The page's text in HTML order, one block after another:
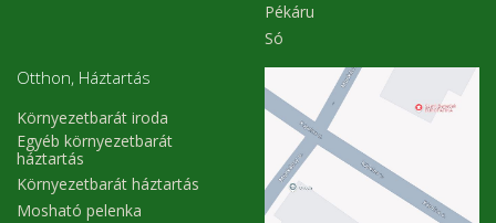
Pékáru
Só
Otthon, Háztartás
Környezetbarát iroda
Egyéb környezetbarát
háztartás
Környezetbarát háztartás
Mosható pelenka